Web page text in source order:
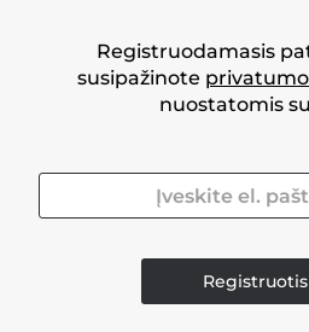
Registruodamasis
susipažinote
nuostatomis
Registruotis